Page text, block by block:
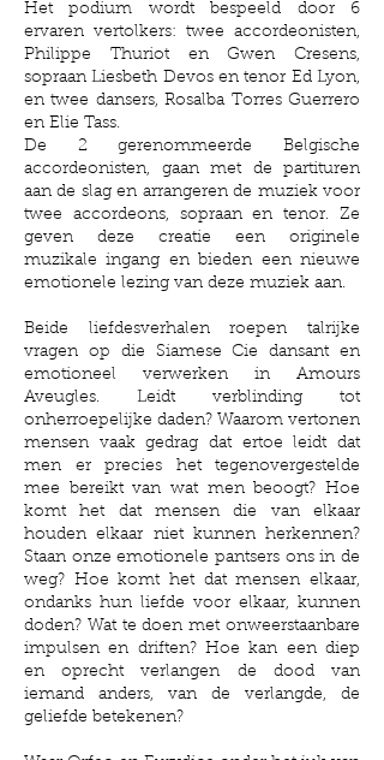
Het podium wordt bespeeld door 6
ervaren vertolkers: twee accordeonisten,
Philippe Thuriot en Gwen Cresens,
sopraan Liesbeth Devos en tenor Ed Lyon,
en twee dansers, Rosalba Torres Guerrero
en Elie Tass.
De 2 gerenommeerde Belgische
accordeonisten, gaan met de partituren
aan de slag en arrangeren de muziek voor
twee accordeons, sopraan en tenor. Ze
geven deze creatie een originele
muzikale ingang en bieden een nieuwe
emotionele lezing van deze muziek aan.
Beide liefdesverhalen roepen talrijke
vragen op die Siamese Cie dansant en
emotioneel verwerken in Amours
Aveugles. Leidt verblinding tot
onherroepelijke daden? Waarom vertonen
mensen vaak gedrag dat ertoe leidt dat
men er precies het tegenovergestelde
mee bereikt van wat men beoogt? Hoe
komt het dat mensen die van elkaar
houden elkaar niet kunnen herkennen?
Staan onze emotionele pantsers ons in de
weg? Hoe komt het dat mensen elkaar,
ondanks hun liefde voor elkaar, kunnen
doden? Wat te doen met onweerstaanbare
impulsen en driften? Hoe kan een diep
en oprecht verlangen de dood van
iemand anders, van de verlangde, de
geliefde betekenen?